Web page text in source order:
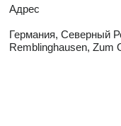
Адрес
Германия, Северный
Remblinghausen, Zum